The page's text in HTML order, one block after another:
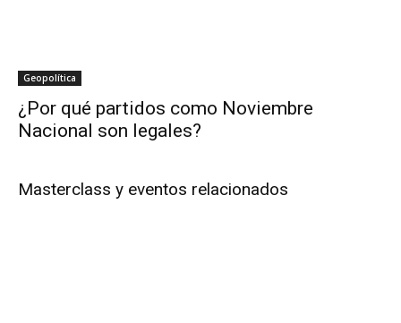
Geopolítica
¿Por qué partidos como Noviembre
Nacional son legales?
Masterclass y eventos relacionados